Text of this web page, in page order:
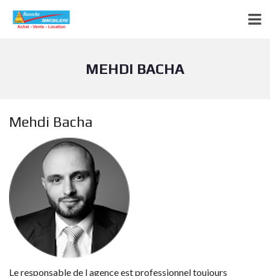
MEHDI BACHA
Mehdi Bacha
Le responsable de l agence est professionnel toujours